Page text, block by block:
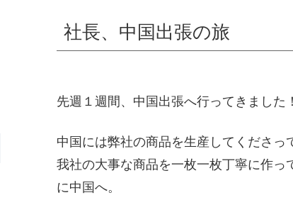
社長、中国出張の旅
先週１週間、中国出張へ行ってきました
中国には弊社の商品を生産してくださ
我社の大事な商品を一枚一枚丁寧に作っ
に中国へ。